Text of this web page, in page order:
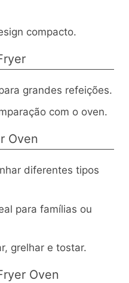
compacto.
grandes refeições.
com o oven.
Oven
diferentes tipos
para famílias ou
grelhar e tostar.
Oven